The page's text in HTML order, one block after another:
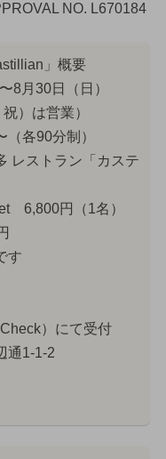
NO. L670184
」概要
8月30日（日）
）は営業）
各90分制）
レストラン「カステ
6,800円（1名）
す
）にて受付
通1-1-2